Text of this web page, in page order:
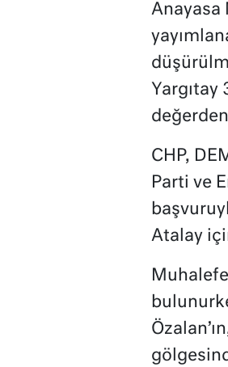
Anayasa
Yargıtay
CHP,
Parti ve
Atalay